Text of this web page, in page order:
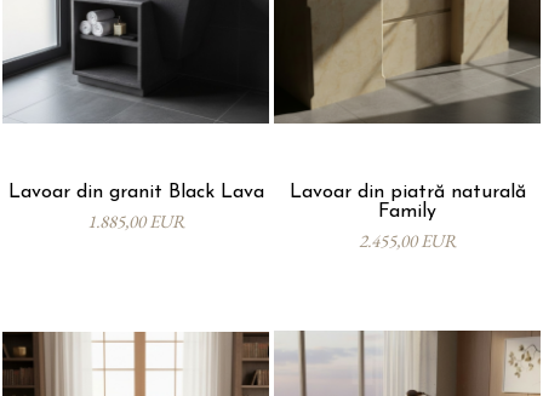
Lavoar din granit Black Lava
1.885,00 EUR
Lavoar din piatră naturală
Family
2.455,00 EUR